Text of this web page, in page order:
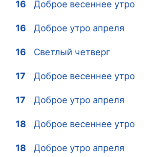
16 Доброе весеннее утро
16 Доброе утро апреля
16 Светлый четверг
17 Доброе весеннее утро
17 Доброе утро апреля
18 Доброе весеннее утро
18 Доброе утро апреля